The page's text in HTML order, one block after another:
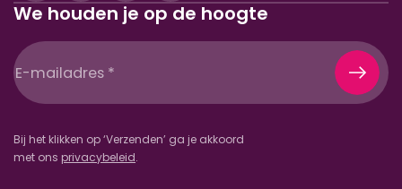
We houden je op de hoogte
E-
mailadres
Bij het klikken op ‘Verzenden’ ga je akkoord
met ons privacybeleid.